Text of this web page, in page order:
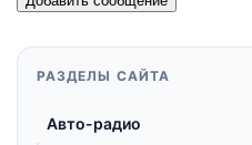
РАЗДЕЛЫ САЙТА
Авто-радио